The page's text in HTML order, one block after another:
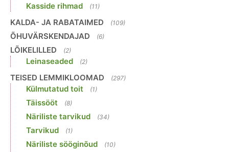
Kasside rihmad (11)
KALDA- JA RABATAIMED (109)
ÕHUVÄRSKENDAJAD (6)
LÕIKELILLED (2)
Leinaseaded (2)
TEISED LEMMIKLOOMAD (297)
Külmutatud toit (1)
Täissööt (8)
Näriliste tarvikud (34)
Tarvikud (1)
Näriliste sööginõud (10)